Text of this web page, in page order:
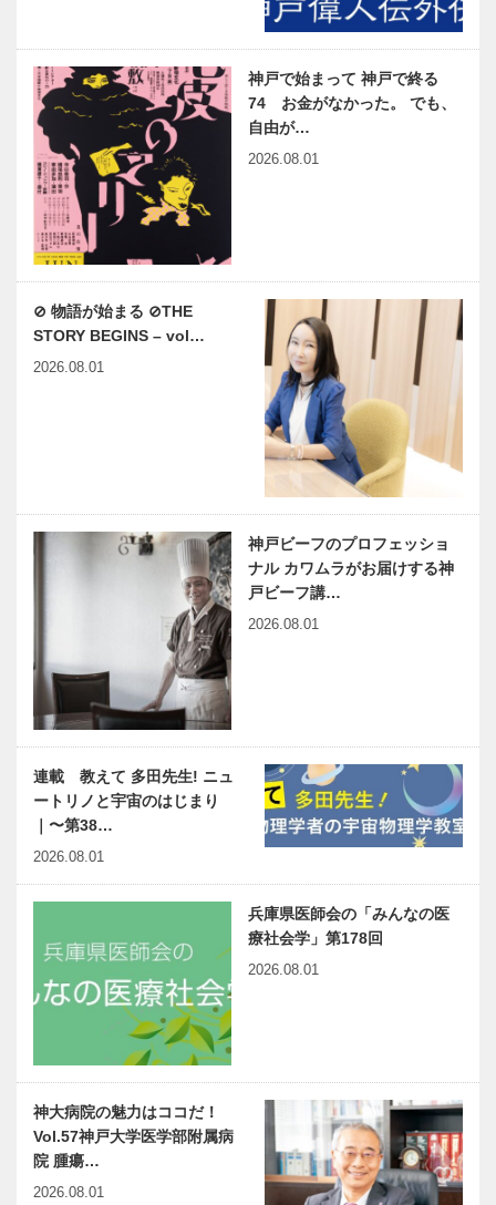
神戸で始まって 神戸で終る
74 お金がなかった。 でも、
自由が…
2026.08.01
⊘ 物語が始まる ⊘THE
STORY BEGINS – vol…
2026.08.01
神戸ビーフのプロフェッショ
ナル カワムラがお届けする神
戸ビーフ講…
2026.08.01
連載 教えて 多田先生! ニュ
ートリノと宇宙のはじまり
｜〜第38…
2026.08.01
兵庫県医師会の「みんなの医
療社会学」第178回
2026.08.01
神大病院の魅力はココだ！
Vol.57神戸大学医学部附属病
院 腫瘍…
2026.08.01